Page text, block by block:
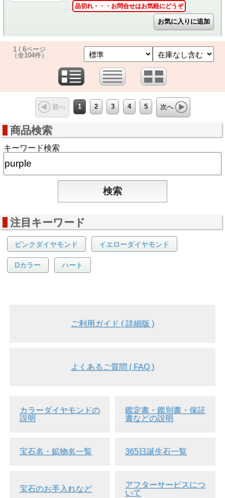
品切れ・・・お問合せはお気軽にどうぞ
1 / 6ページ
（全104件）
前へ 1 2 3 4 5 次へ
商品検索
キーワード検索
注目キーワード
ピンクダイヤモンド イエローダイヤモンド
Dカラー ハート
ご利用ガイド ( 詳細版 )
よくあるご質問 ( FAQ )
カラーダイヤモンドの
説明
鑑定書・鑑別書・保証
書などの説明
宝石名・鉱物名一覧 365日誕生石一覧
宝石のお手入れなど
アフターサービスにつ
いて